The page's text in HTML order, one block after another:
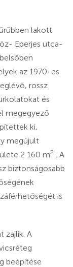
lakott
Eperjes utca-
az 1970-es
rossz
és
megegyező
ki,
megújult
2 160 m2
. A
biztonságosabb
is
zajlik. A
beépítése